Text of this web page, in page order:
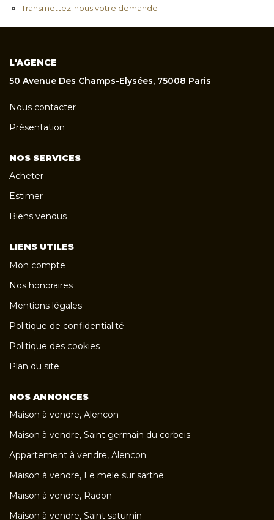
Transmettez-nous votre demande
L'AGENCE
50 Avenue Des Champs-Elysées, 75008 Paris
Nous contacter
Présentation
NOS SERVICES
Acheter
Estimer
Biens vendus
LIENS UTILES
Mon compte
Nos honoraires
Mentions légales
Politique de confidentialité
Politique des cookies
Plan du site
NOS ANNONCES
Maison à vendre, Alencon
Maison à vendre, Saint germain du corbeis
Appartement à vendre, Alencon
Maison à vendre, Le mele sur sarthe
Maison à vendre, Radon
Maison à vendre, Saint saturnin